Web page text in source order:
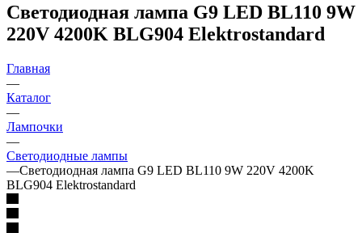
Светодиодная лампа G9 LED BL110 9W
220V 4200K BLG904 Elektrostandard
Главная
—
Каталог
—
Лампочки
—
Светодиодные лампы
—Светодиодная лампа G9 LED BL110 9W 220V 4200K
BLG904 Elektrostandard